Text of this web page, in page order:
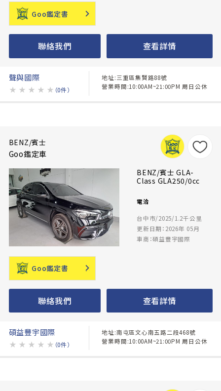
Goo鑑定書
聯絡我們 查看詳情
聲與國際
★ ★ ★ ★ ★ （0件）
地址:三重區集賢路88號
營業時間:10:00AM~21:00PM 周日公休
BENZ/賓士
Goo鑑定車
BENZ/賓士 GLA-
Class GLA250/0cc
電洽
台中市/2025/1.2千公里
更新日期：2026年 05月
車商：碩益豐宇國際
Goo鑑定書
聯絡我們 查看詳情
碩益豐宇國際
★ ★ ★ ★ ★ （0件）
地址:南屯區文心南五路二段468號
營業時間:10:00AM~21:00PM 周日公休